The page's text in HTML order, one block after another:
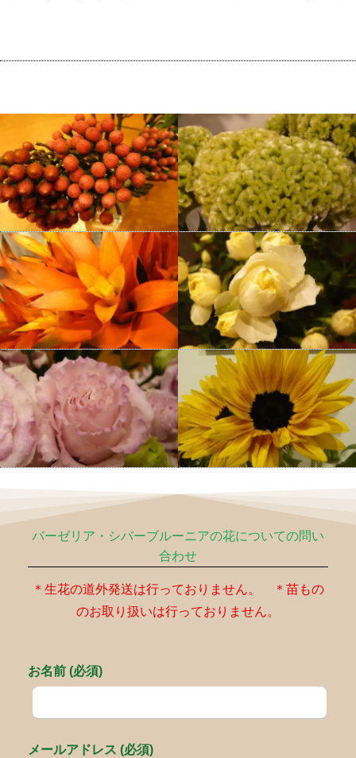
バーゼリア・シバーブルーニアの花についての問い
合わせ
＊生花の道外発送は行っておりません。 ＊苗もの
のお取り扱いは行っておりません。
お名前 (必須)
メールアドレス (必須)